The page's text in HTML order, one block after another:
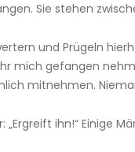
Sie stehen
und Prügeln
mich gefangen
mitnehmen.
ihn!“ Einige